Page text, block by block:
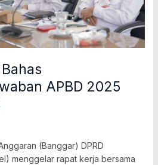
APBD 2025
(Banggar) DPRD
menggelar rapat kerja bersama